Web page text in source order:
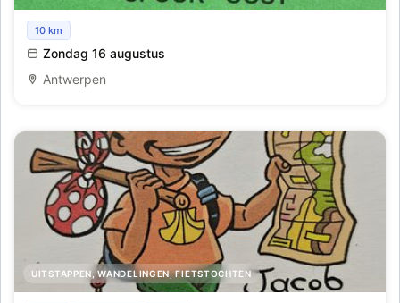
Mega grote openlucht Rommelmarkt op de mega
parking van park spoor oost
10 km
Zondag 16 augustus
Antwerpen
UITSTAPPEN, WANDELINGEN, FIETSTOCHTEN